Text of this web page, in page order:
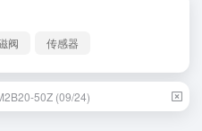
阀 传感器
50Z (09/24)